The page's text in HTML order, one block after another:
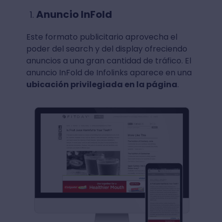
Anuncio InFold
Este formato publicitario aprovecha el
poder del search y del display ofreciendo
anuncios a una gran cantidad de tráfico. El
anuncio InFold de Infolinks aparece en una
ubicación privilegiada en la página.